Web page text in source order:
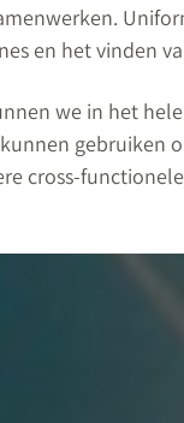
en het vinden
we in het
gebruiken
cross-